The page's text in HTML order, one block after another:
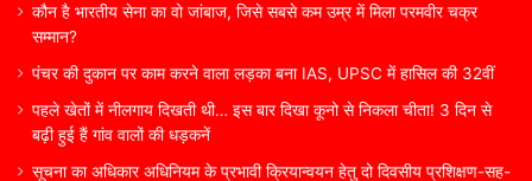
कौन है भारतीय सेना का वो जांबाज, जिसे सबसे कम उम्र में मिला परमवीर चक्र
सम्मान?
पंचर की दुकान पर काम करने वाला लड़का बना IAS, UPSC में हासिल की 32वीं
पहले खेतों में नीलगाय दिखती थी… इस बार दिखा कूनो से निकला चीता! 3 दिन से
बढ़ी हुई हैं गांव वालों की धड़कनें
सूचना का अधिकार अधिनियम के प्रभावी क्रियान्वयन हेतु दो दिवसीय प्रशिक्षण-सह-